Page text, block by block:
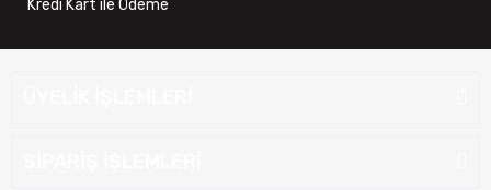
Kredi Kart ile Ödeme